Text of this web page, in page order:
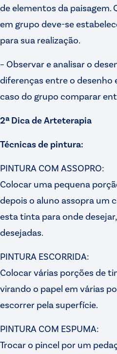
de elementos da paisagem.
em grupo deve-se
para sua realização.
– Observar e analisar o
diferenças entre o desenho
caso do grupo comparar
2ª Dica de Arteterapia
Técnicas de pintura:
PINTURA COM ASSOPRO:
Colocar uma pequena
depois o aluno assopra um
esta tinta para onde
desejadas.
PINTURA ESCORRIDA:
Colocar várias porções de
virando o papel em várias
escorrer pela superfície.
PINTURA COM ESPUMA:
Trocar o pincel por um